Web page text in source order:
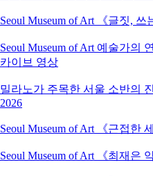
Seoul Museum of Art 《글짓,
Seoul Museum of Art 예술가
카이브 영상
밀라노가 주목한 서울 소반의
2026
Seoul Museum of Art 《근접한
Seoul Museum of Art 《최재은